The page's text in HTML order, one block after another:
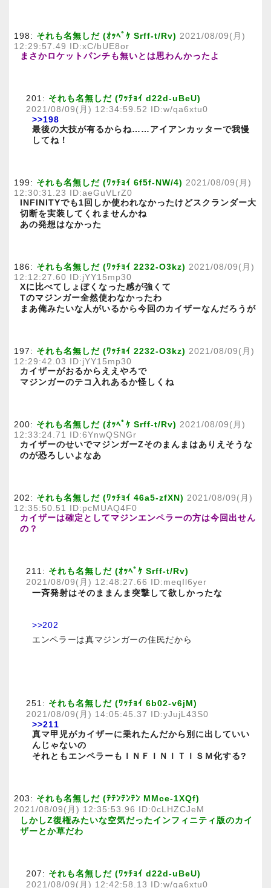
198: それも名無しだ (ｵｯﾍﾟｹ Srff-t/Rv) 2021/08/09(月)
12:29:57.49 ID:xC/bUE8or
まさかロケットパンチも無いとは思わんかったよ
201: それも名無しだ (ﾜｯﾁｮｲ d22d-uBeU)
2021/08/09(月) 12:34:59.52 ID:w/qa6xtu0
>>198
最後の大技が有るからね……アイアンカッターで我慢
してね！
199: それも名無しだ (ﾜｯﾁｮｲ 6f5f-NW/4) 2021/08/09(月)
12:30:31.23 ID:aeGuVLrZ0
INFINITYでも1回しか使われなかったけどスクランダー大
切断を実装してくれませんかね
あの発想はなかった
186: それも名無しだ (ﾜｯﾁｮｲ 2232-O3kz) 2021/08/09(月)
12:12:27.60 ID:jYY15mp30
Xに比べてしょぼくなった感が強くて
Tのマジンガー全然使わなかったわ
まあ俺みたいな人がいるから今回のカイザーなんだろうが
197: それも名無しだ (ﾜｯﾁｮｲ 2232-O3kz) 2021/08/09(月)
12:29:42.03 ID:jYY15mp30
カイザーがおるからええやろで
マジンガーのテコ入れあるか怪しくね
200: それも名無しだ (ｵｯﾍﾟｹ Srff-t/Rv) 2021/08/09(月)
12:33:24.71 ID:6YnwQSNGr
カイザーのせいでマジンガーZそのまんまはありえそうな
のが恐ろしいよなあ
202: それも名無しだ (ﾜｯﾁｮｲ 46a5-zfXN) 2021/08/09(月)
12:35:50.51 ID:pcMUAQ4F0
カイザーは確定としてマジンエンペラーの方は今回出せん
の？
211: それも名無しだ (ｵｯﾍﾟｹ Srff-t/Rv)
2021/08/09(月) 12:48:27.66 ID:meqIl6yer
一斉発射はそのままんま突撃して欲しかったな
>>202
エンペラーは真マジンガーの住民だから
251: それも名無しだ (ﾜｯﾁｮｲ 6b02-v6jM)
2021/08/09(月) 14:05:45.37 ID:yJujL43S0
>>211
真マ甲児がカイザーに乗れたんだから別に出していい
んじゃないの
それともエンペラーもＩＮＦＩＮＩＴＩＳＭ化する?
203: それも名無しだ (ﾃﾃﾝﾃﾝﾃﾝ MMce-1XQf)
2021/08/09(月) 12:35:53.96 ID:0cLHZCJeM
しかしZ復権みたいな空気だったインフィニティ版のカイ
ザーとか草だわ
207: それも名無しだ (ﾜｯﾁｮｲ d22d-uBeU)
2021/08/09(月) 12:42:58.13 ID:w/qa6xtu0